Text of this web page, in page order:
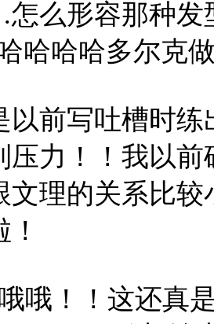
么形容那种发
哈哈哈多尔克
以前写吐槽时
压力！！我以
文理的关系比
哦哦！！这还真